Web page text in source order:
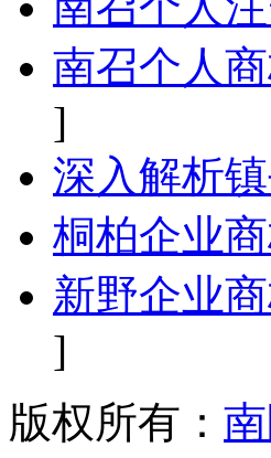
南召个人
]
深入解析
桐柏企业
新野企业
]
版权所有：